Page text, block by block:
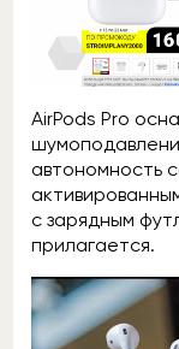
AirPods Pro
автономность
с зарядным
прилагается.